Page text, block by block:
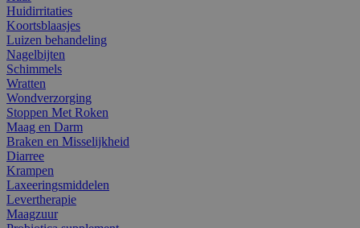
Huidirritaties
Koortsblaasjes
Luizen behandeling
Nagelbijten
Schimmels
Wratten
Wondverzorging
Stoppen Met Roken
Maag en Darm
Braken en Misselijkheid
Diarree
Krampen
Laxeeringsmiddelen
Levertherapie
Maagzuur